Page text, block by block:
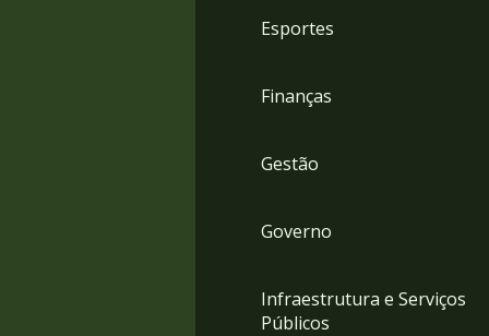
Esportes
Finanças
Gestão
Governo
Infraestrutura e Serviços
Públicos